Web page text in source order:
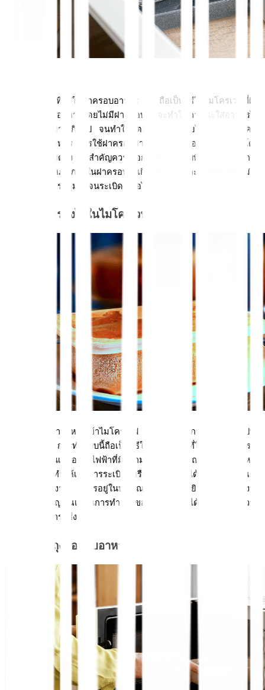
การอุ่นอาหารที่ไม่ใช้ฝาครอบอาหาร ถือเป็นวิธีใช้ไมโครเวฟที่ผิด
เพราะเวลาอุ่นอาหารโดยไม่มีฝาครอบ จะทำให้ภาชนะใส่อาหารได้
รับความร้อนมากเกินไป จนทำให้แตก หรือละลายได้ ดังนั้นทุกครั้ง
ที่ทำการอุ่นอาหาร ควรใช้ฝาครอบอาหารเสมอ เพื่อไม่ให้ภาชนะโดน
ความร้อนโดยตรง ที่สำคัญควรเลือกฝาครอบแบบที่มีรูระบายอากาศ
เพื่อไม่ให้อุณหภูมิภายในฝาครอบสูงเกินไป และช่วยป้องกันไม่ให้
อาหารมีความระอุมากจนระเบิด หรือไหม้
4. อุ่นอาหารทิ้งไว้ในไมโครเวฟ
ในระหว่างที่นำอาหารเข้าไมโครเวฟ หลายๆ คนมักจะทิ้งไว้แล้วไปทำ
ธุระอย่างอื่น การทำแบบนี้ถือเป็นวิธีใช้ไมโครเวฟที่ไม่ถูกต้อง เพราะ
ไมโครเวฟเป็นเครื่องใช้ไฟฟ้าที่มีความร้อน หากอุณหภูมิที่อุ่นอาหาร
สูงเกินไปอาจทำให้เกิดการระเบิด หรืออาหารไหม้ได้ ดังนั้นในขณะที่
ไมโครเวฟทำงาน ควรอยู่ในบริเวณที่สามารถได้ยินเสียงการทำงาน
หรือได้ยินสัญญาณเตือนการทำงานของไมโครเวฟได้ เพื่อความ
ปลอดภัยในการใช้งาน
5. ไม่สวมถุงมือหยิบอาหาร